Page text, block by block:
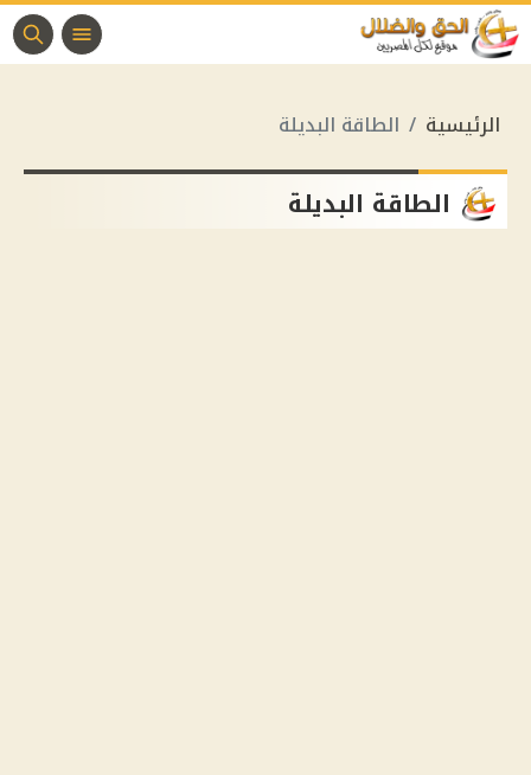
الرئيسية الطاقة البديلة
الطاقة البديلة